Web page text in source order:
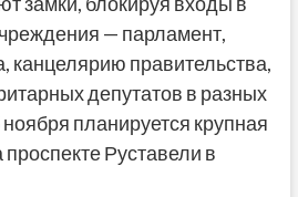
— парламент,
канцелярию правительства,
депутатов в разных
планируется крупная
Руставели в